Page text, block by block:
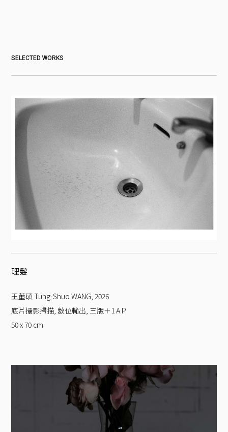
SELECTED WORKS
理髮
王董碩 Tung-Shuo WANG 2026
底片攝影掃描, 數位輸出, 三版＋1 A.P.
50 x 70 cm